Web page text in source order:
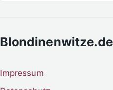
Blondinenwitze.de
Impressum